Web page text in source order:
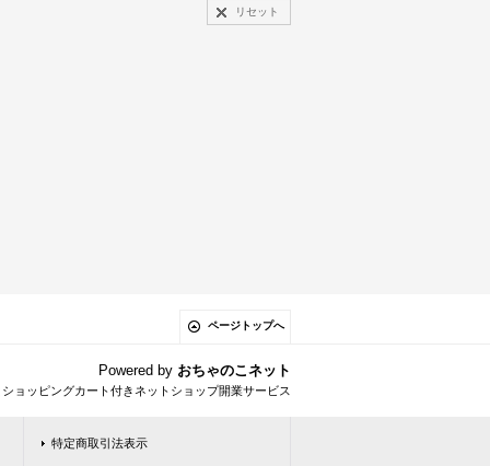
リセット
ページトップへ
Powered by おちゃのこネット
ョッピングカート付きネットショップ開業サービス
特定商取引法表示